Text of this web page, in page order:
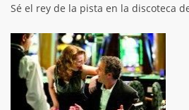
Sé el rey de la pista en la discoteca